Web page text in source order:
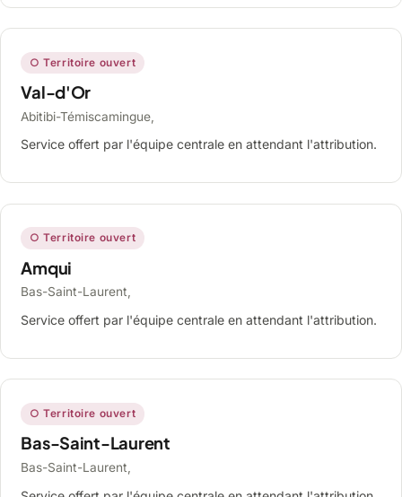
○ Territoire ouvert
Val-d'Or
Abitibi-Témiscamingue,
Service offert par l'équipe centrale en attendant l'attribution.
○ Territoire ouvert
Amqui
Bas-Saint-Laurent,
Service offert par l'équipe centrale en attendant l'attribution.
○ Territoire ouvert
Bas-Saint-Laurent
Bas-Saint-Laurent,